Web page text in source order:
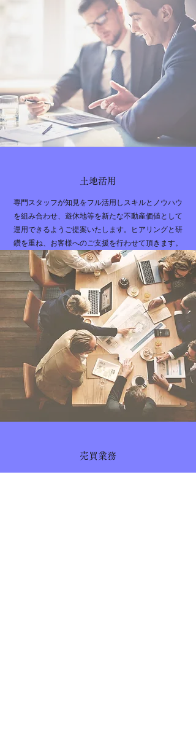
土地活用
専門スタッフが知見をフル活用しスキルとノウハウ
を組み合わせ、遊休地等を新たな不動産価値として
運用できるようご提案いたします。ヒアリングと研
鑽を重ね、お客様へのご支援を行わせて頂きます。
​売買業務